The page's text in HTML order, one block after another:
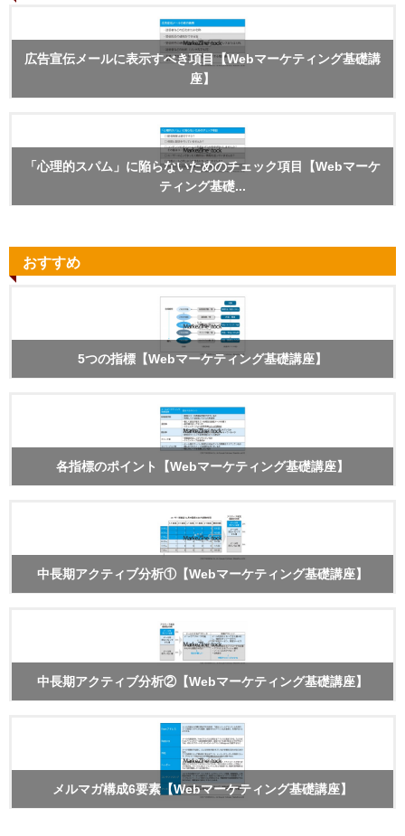
広告宣伝メールに表示すべき項目【Webマーケティング基礎講
座】
「心理的スパム」に陥らないためのチェック項目【Webマーケ
ティング基礎...
おすすめ
5つの指標【Webマーケティング基礎講座】
各指標のポイント【Webマーケティング基礎講座】
中長期アクティブ分析①【Webマーケティング基礎講座】
中長期アクティブ分析②【Webマーケティング基礎講座】
メルマガ構成6要素【Webマーケティング基礎講座】